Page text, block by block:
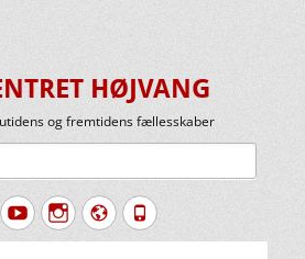
HØJVANG
og fremtidens fællesskaber
YouTubeInstagram
Website
Tlf.